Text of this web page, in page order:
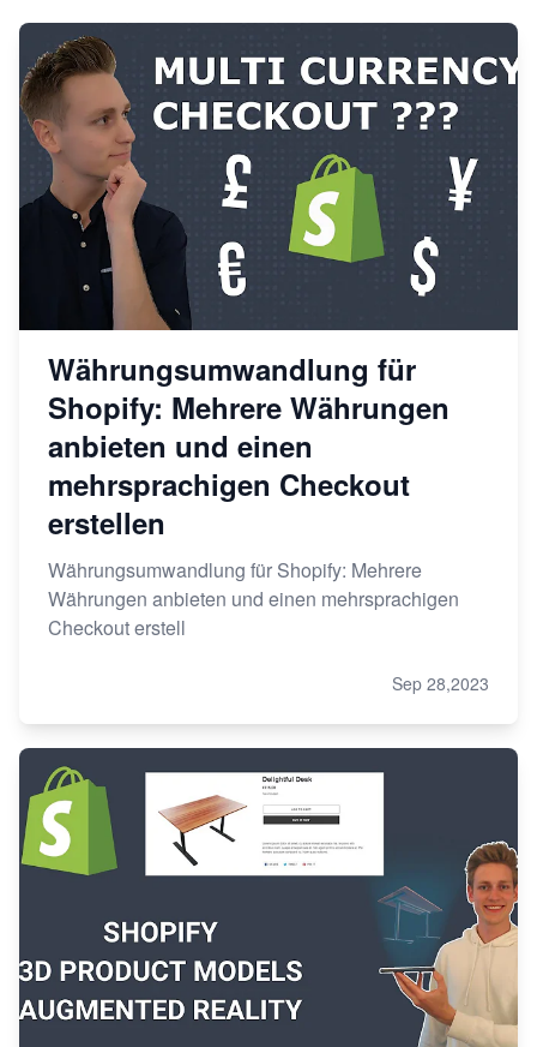
Währungsumwandlung für
Shopify: Mehrere Währungen
anbieten und einen
mehrsprachigen Checkout
erstellen
Währungsumwandlung für Shopify: Mehrere
Währungen anbieten und einen mehrsprachigen
Checkout erstell
Sep 28,2023